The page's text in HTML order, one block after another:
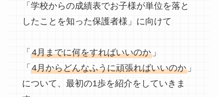
「学校からの成績表でお子様が単位を落と
したことを知った保護者様」に向けて
「 4月までに何をすればいいのか」
「 4月からどんなふうに頑張ればいいのか」
について、最初の1歩を紹介をしていきま